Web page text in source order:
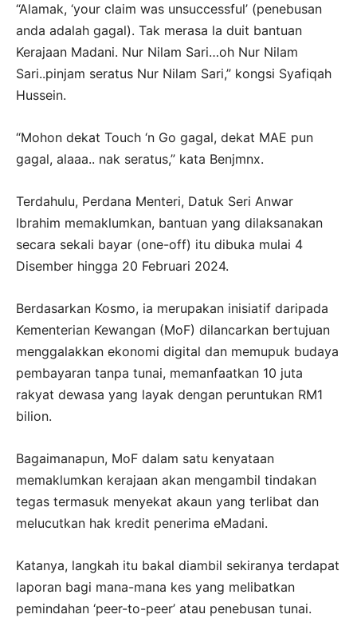
“Alamak, ‘your claim was unsuccessful’ (penebusan
anda adalah gagal). Tak merasa la duit bantuan
Kerajaan Madani. Nur Nilam Sari…oh Nur Nilam
Sari..pinjam seratus Nur Nilam Sari,” kongsi Syafiqah
Hussein.
“Mohon dekat Touch ‘n Go gagal, dekat MAE pun
gagal, alaaa.. nak seratus,” kata Benjmnx.
Terdahulu, Perdana Menteri, Datuk Seri Anwar
Ibrahim memaklumkan, bantuan yang dilaksanakan
secara sekali bayar (one-off) itu dibuka mulai 4
Disember hingga 20 Februari 2024.
Berdasarkan Kosmo, ia merupakan inisiatif daripada
Kementerian Kewangan (MoF) dilancarkan bertujuan
menggalakkan ekonomi digital dan memupuk budaya
pembayaran tanpa tunai, memanfaatkan 10 juta
rakyat dewasa yang layak dengan peruntukan RM1
bilion.
Bagaimanapun, MoF dalam satu kenyataan
memaklumkan kerajaan akan mengambil tindakan
tegas termasuk menyekat akaun yang terlibat dan
melucutkan hak kredit penerima eMadani.
Katanya, langkah itu bakal diambil sekiranya terdapat
laporan bagi mana-mana kes yang melibatkan
pemindahan ‘peer-to-peer’ atau penebusan tunai.